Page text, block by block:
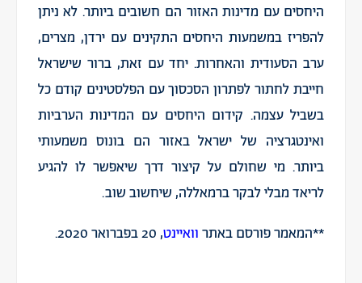
היחסים עם מדינות האזור הם חשובים ביותר. לא ניתן
להפריז במשמעות היחסים התקינים עם ירדן, מצרים,
ערב הסעודית והאחרות. יחד עם זאת, ברור שישראל
חייבת לחתור לפתרון הסכסוך עם הפלסטינים קודם כל
בשביל עצמה. קידום היחסים עם המדינות הערביות
ואינטגרציה של ישראל באזור הם בונוס משמעותי
ביותר. מי שחולם על קיצור דרך שיאפשר לו להגיע
לריאד מבלי לבקר ברמאללה, שיחשוב שוב.
**המאמר פורסם באתר וואיינט, 20 בפברואר 2020.